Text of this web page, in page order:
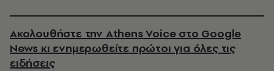
Ακολουθήστε την Athens Voice στο Google
News κι ενημερωθείτε πρώτοι για όλες τις
ειδήσεις